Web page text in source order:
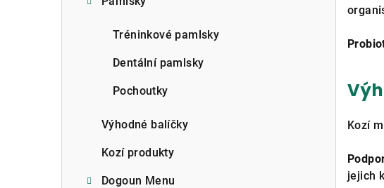
Tréninkové pamlsky
Dentální pamlsky
Pochoutky
Výhodné balíčky
Kozí produkty
Dogoun Menu
Kozí
jejich